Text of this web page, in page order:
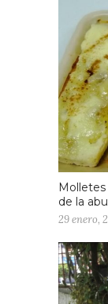
Molletes
de la
29 enero,